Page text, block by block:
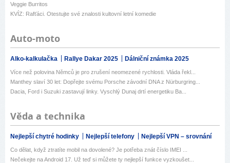
Veggie Burritos
KVÍZ: Rafťáci. Otestujte své znalosti kultovní letní komedie
Auto-moto
Alko-kalkulačka Rallye Dakar 2025 Dálniční známka 2025
Více než polovina Němců je pro zrušení neomezené rychlosti. Vláda řekl...
Manthey slaví 30 let: Dopřejte svému Porsche závodní DNA z Nürburgring...
Dacia, Ford i Suzuki zastavují linky. Vyschlý Dunaj drtí energetiku Ba...
Věda a technika
Nejlepší chytré hodinky Nejlepší telefony Nejlepší VPN – srovnání
Co dělat, když ztratíte mobil na dovolené? Je potřeba znát číslo IMEI ...
Nečekejte na Android 17. Už teď si můžete ty nejlepší funkce vyzkoušet...